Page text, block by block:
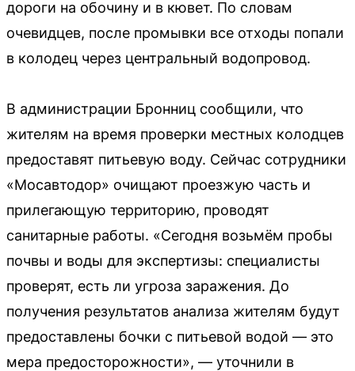
дороги на обочину и в кювет. По словам
очевидцев, после промывки все отходы попали
в колодец через центральный водопровод.
В администрации Бронниц сообщили, что
жителям на время проверки местных колодцев
предоставят питьевую воду. Сейчас сотрудники
«Мосавтодор» очищают проезжую часть и
прилегающую территорию, проводят
санитарные работы. «Сегодня возьмём пробы
почвы и воды для экспертизы: специалисты
проверят, есть ли угроза заражения. До
получения результатов анализа жителям будут
предоставлены бочки с питьевой водой — это
мера предосторожности», — уточнили в